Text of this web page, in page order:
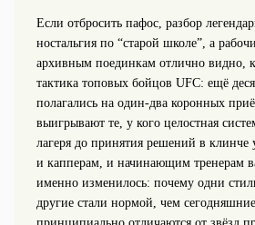
Если отбросить пафос, разбор
ностальгия по “старой школе”, а
архивным поединкам отлично видно,
тактика топовых бойцов UFC: ещё
полагались на один-два коронных
выигрывают те, у кого целостная
лагеря до принятия решений в клинче
и капперам, и начинающим тренерам
именно изменилось: почему одни
другие стали нормой, чем